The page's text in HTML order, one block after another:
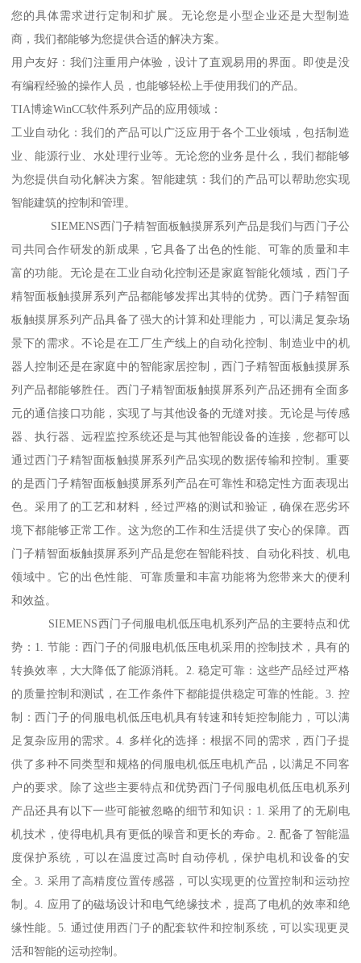
您的具体需求进行定制和扩展。无论您是小型企业还是大型制造
商，我们都能够为您提供合适的解决方案。
用户友好：我们注重用户体验，设计了直观易用的界面。即使是没
有编程经验的操作人员，也能够轻松上手使用我们的产品。
TIA博途WinCC软件系列产品的应用领域：
工业自动化：我们的产品可以广泛应用于各个工业领域，包括制造
业、能源行业、水处理行业等。无论您的业务是什么，我们都能够
为您提供自动化解决方案。智能建筑：我们的产品可以帮助您实现
智能建筑的控制和管理。
SIEMENS西门子精智面板触摸屏系列产品是我们与西门子公
司共同合作研发的新成果，它具备了出色的性能、可靠的质量和丰
富的功能。无论是在工业自动化控制还是家庭智能化领域，西门子
精智面板触摸屏系列产品都能够发挥出其特的优势。西门子精智面
板触摸屏系列产品具备了强大的计算和处理能力，可以满足复杂场
景下的需求。不论是在工厂生产线上的自动化控制、制造业中的机
器人控制还是在家庭中的智能家居控制，西门子精智面板触摸屏系
列产品都能够胜任。西门子精智面板触摸屏系列产品还拥有全面多
元的通信接口功能，实现了与其他设备的无缝对接。无论是与传感
器、执行器、远程监控系统还是与其他智能设备的连接，您都可以
通过西门子精智面板触摸屏系列产品实现的数据传输和控制。重要
的是西门子精智面板触摸屏系列产品在可靠性和稳定性方面表现出
色。采用了的工艺和材料，经过严格的测试和验证，确保在恶劣环
境下都能够正常工作。这为您的工作和生活提供了安心的保障。西
门子精智面板触摸屏系列产品是您在智能科技、自动化科技、机电
领域中。它的出色性能、可靠质量和丰富功能将为您带来大的便利
和效益。
SIEMENS西门子伺服电机低压电机系列产品的主要特点和优
势：1. 节能：西门子的伺服电机低压电机采用的控制技术，具有的
转换效率，大大降低了能源消耗。2. 稳定可靠：这些产品经过严格
的质量控制和测试，在工作条件下都能提供稳定可靠的性能。3. 控
制：西门子的伺服电机低压电机具有转速和转矩控制能力，可以满
足复杂应用的需求。4. 多样化的选择：根据不同的需求，西门子提
供了多种不同类型和规格的伺服电机低压电机产品，以满足不同客
户的要求。除了这些主要特点和优势西门子伺服电机低压电机系列
产品还具有以下一些可能被忽略的细节和知识：1. 采用了的无刷电
机技术，使得电机具有更低的噪音和更长的寿命。2. 配备了智能温
度保护系统，可以在温度过高时自动停机，保护电机和设备的安
全。3. 采用了高精度位置传感器，可以实现更的位置控制和运动控
制。4. 应用了的磁场设计和电气绝缘技术，提髙了电机的效率和绝
缘性能。5. 通过使用西门子的配套软件和控制系统，可以实现更灵
活和智能的运动控制。